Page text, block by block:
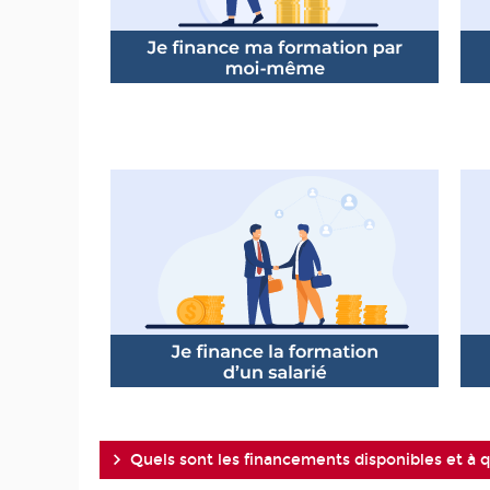
Quels sont les financements disponibles et à